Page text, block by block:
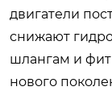
двигатели
снижают
шлангам и
нового